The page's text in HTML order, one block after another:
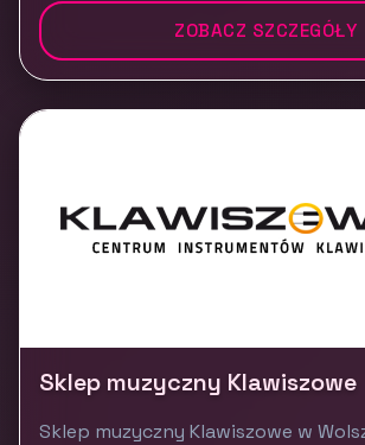
ZOBACZ SZCZEGÓŁY
Sklep muzyczny Klawiszowe
Sklep muzyczny Klawiszowe w